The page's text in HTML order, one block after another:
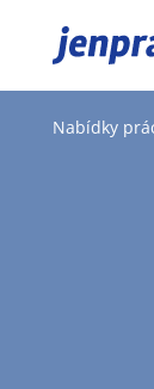
Nabídky